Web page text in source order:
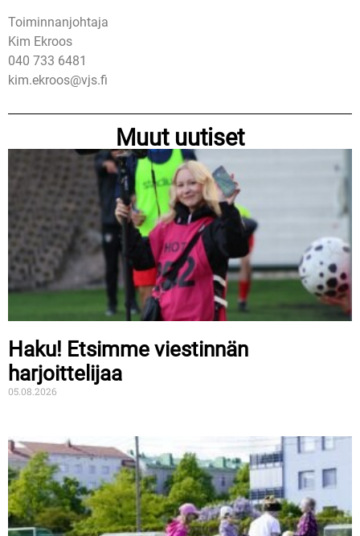
Toiminnanjohtaja
Kim Ekroos
040 733 6481
kim.ekroos@vjs.fi
Muut uutiset
Haku! Etsimme viestinnän
harjoittelijaa
05.08.2026